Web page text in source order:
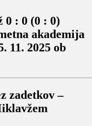
0 : 0 (0 : 0)
akademija
11. 2025 ob
zadetkov –